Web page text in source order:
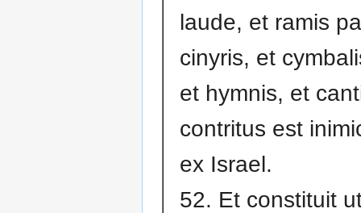
laude, et ramis
cinyris, et
et hymnis, et
contritus est
ex Israel.
52. Et constituit